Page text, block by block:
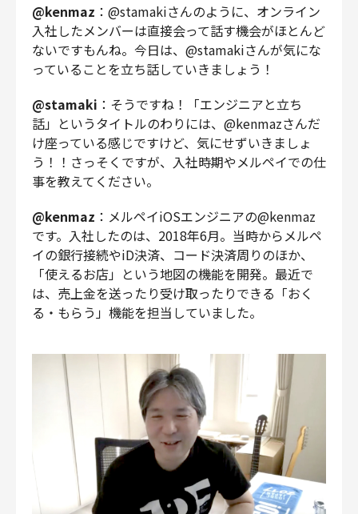
@kenmaz ：@stamakiさんのように、オンライン
入社したメンバーは直接会って話す機会がほとんど
ないですもんね。今日は、@stamakiさんが気にな
っていることを立ち話していきましょう！
@stamaki ：そうですね！「エンジニアと立ち
話」というタイトルのわりには、@kenmazさんだ
け座っている感じですけど、気にせずいきましょ
う！！さっそくですが、入社時期やメルペイでの仕
事を教えてください。
@kenmaz ：メルペイiOSエンジニアの@kenmaz
です。入社したのは、2018年6月。当時からメルペ
イの銀行接続やiD決済、コード決済周りのほか、
「使えるお店」という地図の機能を開発。最近で
は、売上金を送ったり受け取ったりできる「おく
る・もらう」機能を担当していました。